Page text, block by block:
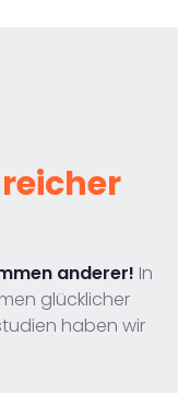
anderer! In
glücklicher
haben wir